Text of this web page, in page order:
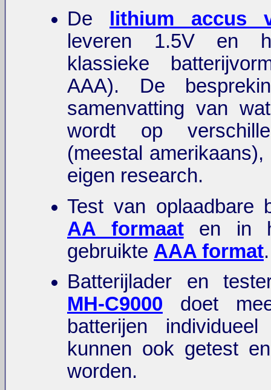
De
lithium accus
leveren 1.5V en
klassieke
AAA). De
samenvatting van
wordt op
(meestal
eigen research.
Test van oplaadbare
AA formaaten in
gebruikte AAA format.
Batterijlader en
MH-C9000 doet
batterijen
kunnen ook getest
worden.